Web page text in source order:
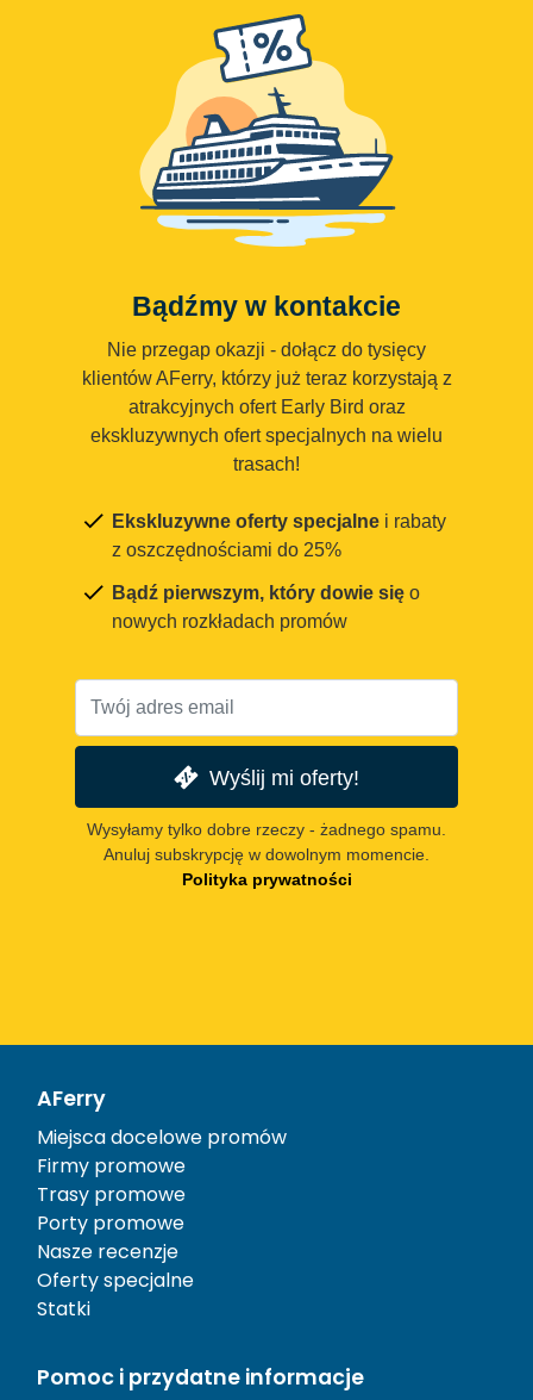
Bądźmy w kontakcie
Nie przegap okazji - dołącz do tysięcy
klientów AFerry, którzy już teraz korzystają z
atrakcyjnych ofert Early Bird oraz
ekskluzywnych ofert specjalnych na wielu
trasach!
Ekskluzywne oferty specjalne i rabaty
z oszczędnościami do 25%
Bądź pierwszym, który dowie się o
nowych rozkładach promów
Wyślij mi oferty!
Wysyłamy tylko dobre rzeczy - żadnego spamu.
Anuluj subskrypcję w dowolnym momencie.
Polityka prywatności
AFerry
Miejsca docelowe promów
Firmy promowe
Trasy promowe
Porty promowe
Nasze recenzje
Oferty specjalne
Statki
Pomoc i przydatne informacje